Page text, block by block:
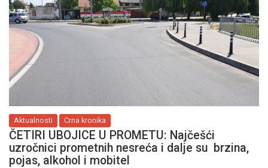
Aktualnosti Crna kronika
ČETIRI UBOJICE U PROMETU: Najčešći
uzročnici prometnih nesreća i dalje su brzina,
pojas, alkohol i mobitel